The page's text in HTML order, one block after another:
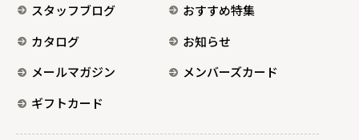
スタッフブログ
おすすめ特集
カタログ
お知らせ
メールマガジン
メンバーズカード
ギフトカード